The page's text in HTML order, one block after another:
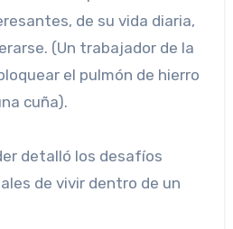
de su vida diaria,
(Un trabajador de la
el pulmón de hierro
cuña).
detalló los desafíos
de vivir dentro de un